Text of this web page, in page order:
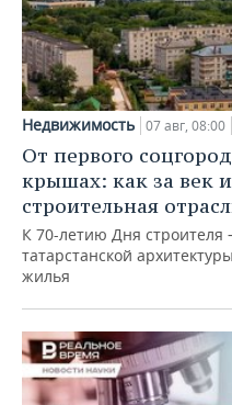
Недвижимость 07 авг, 08:00
От первого
крышах: как за век
строительная
К 70-летию Дня строителя
татарстанской
жилья